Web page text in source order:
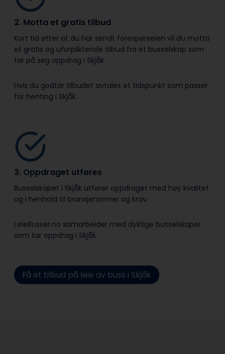
2. Motta et gratis tilbud
Kort tid etter at du har sendt forespørselen vil du motta
et gratis og uforpliktende tilbud fra et busselskap som
tar på seg oppdrag i Skjåk.
Hvis du godtar tilbudet avtales et tidspunkt som passer
for henting i Skjåk.
3. Oppdraget utføres
Busselskapet i Skjåk utfører oppdraget med høy kvalitet
og i henhold til bransje­normer og krav.
LeieBusser.no samarbeider med dyktige busselskaper
som tar oppdrag i Skjåk.
Få et tilbud på leie av buss i Skjåk